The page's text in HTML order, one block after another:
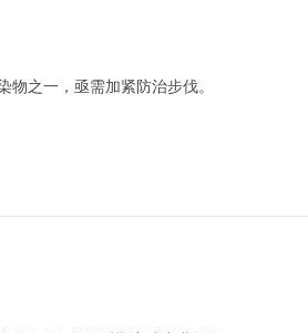
之一，亟需加紧防治步伐。